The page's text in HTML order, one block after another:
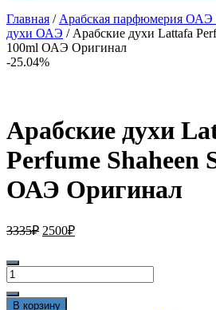
Главная /Арабская парфюмерия ОАЭ
духи ОАЭ / Арабские духи Lattafa
100ml ОАЭ Оригинал
-25.04%
Арабские духи
Perfume Shaheen
ОАЭ Оригинал
3335₽ Первоначальная
2500₽Текущая
Количество
товара
Арабские
В корзину